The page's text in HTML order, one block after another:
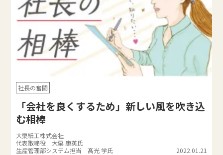
社長の奮闘
「会社を良くするため」新しい風を吹き込
む相棒
大栗紙工株式会社
代表取締役 大栗 康英氏
生産管理部システム担当 髙光 学氏
2022.01.21